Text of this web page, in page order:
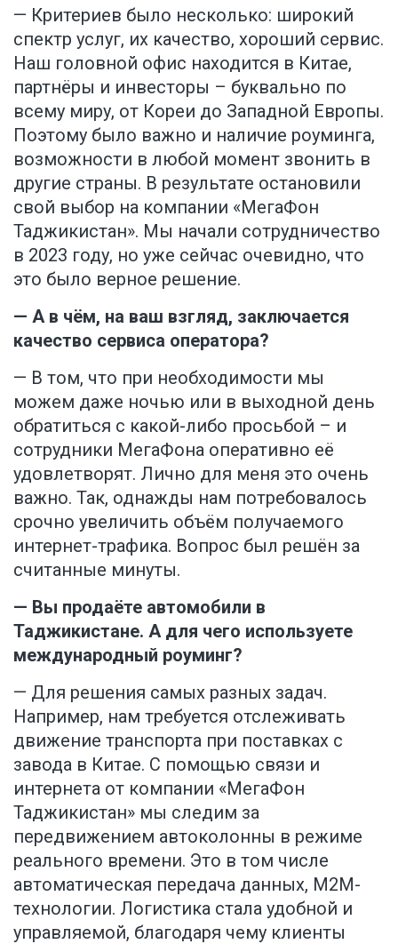
— Критериев было несколько: широкий
спектр услуг, их качество, хороший сервис.
Наш головной офис находится в Китае,
партнёры и инвесторы – буквально по
всему миру, от Кореи до Западной Европы.
Поэтому было важно и наличие роуминга,
возможности в любой момент звонить в
другие страны. В результате остановили
свой выбор на компании «МегаФон
Таджикистан». Мы начали сотрудничество
в 2023 году, но уже сейчас очевидно, что
это было верное решение.
— А в чём, на ваш взгляд, заключается
качество сервиса оператора?
— В том, что при необходимости мы
можем даже ночью или в выходной день
обратиться с какой-либо просьбой – и
сотрудники МегаФона оперативно её
удовлетворят. Лично для меня это очень
важно. Так, однажды нам потребовалось
срочно увеличить объём получаемого
интернет-трафика. Вопрос был решён за
считанные минуты.
— Вы продаёте автомобили в
Таджикистане. А для чего используете
международный роуминг?
— Для решения самых разных задач.
Например, нам требуется отслеживать
движение транспорта при поставках с
завода в Китае. С помощью связи и
интернета от компании «МегаФон
Таджикистан» мы следим за
передвижением автоколонны в режиме
реального времени. Это в том числе
автоматическая передача данных, М2М-
технологии. Логистика стала удобной и
управляемой, благодаря чему клиенты